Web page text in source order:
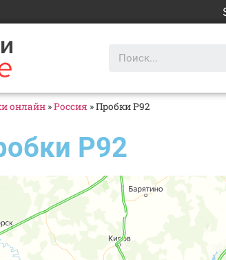
онлайн »Россия »Пробки Р92
Р92